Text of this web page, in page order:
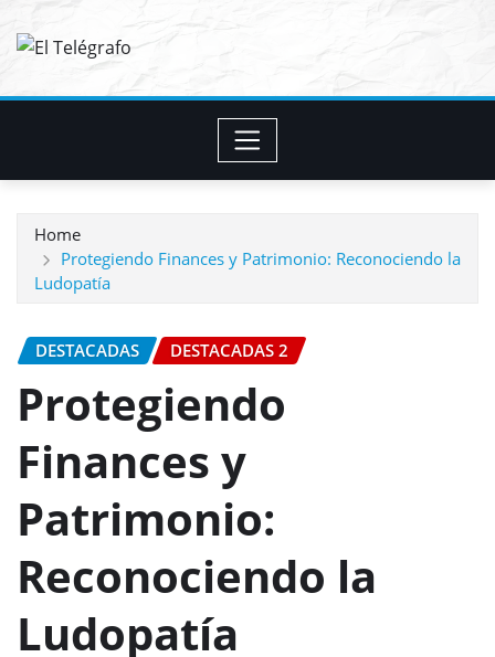
Home
Protegiendo Finances y Patrimonio: Reconociendo la
Ludopatía
DESTACADAS DESTACADAS 2
Protegiendo
Finances y
Patrimonio:
Reconociendo la
Ludopatía